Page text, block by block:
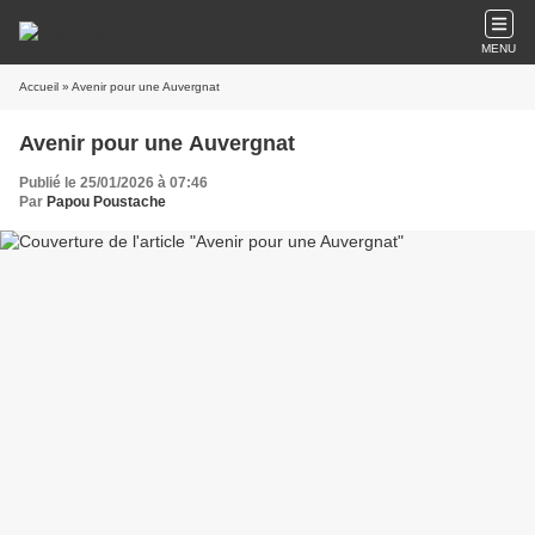
MENU
Accueil » Avenir pour une Auvergnat
Avenir pour une Auvergnat
Publié le 25/01/2026 à 07:46
Par Papou Poustache